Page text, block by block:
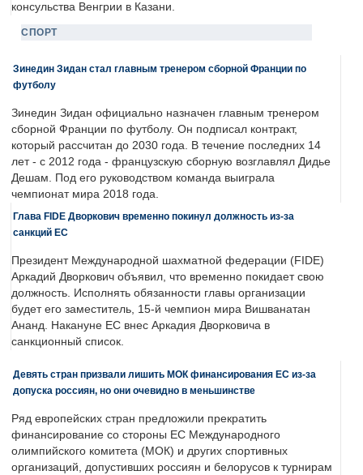
консульства Венгрии в Казани.
СПОРТ
Зинедин Зидан стал главным тренером сборной Франции по
футболу
Зинедин Зидан официально назначен главным тренером
сборной Франции по футболу. Он подписал контракт,
который рассчитан до 2030 года. В течение последних 14
лет - с 2012 года - французскую сборную возглавлял Дидье
Дешам. Под его руководством команда выиграла
чемпионат мира 2018 года.
Глава FIDE Дворкович временно покинул должность из-за
санкций ЕС
Президент Международной шахматной федерации (FIDE)
Аркадий Дворкович объявил, что временно покидает свою
должность. Исполнять обязанности главы организации
будет его заместитель, 15-й чемпион мира Вишванатан
Ананд. Накануне ЕС внес Аркадия Дворковича в
санкционный список.
Девять стран призвали лишить МОК финансирования ЕС из-за
допуска россиян, но они очевидно в меньшинстве
Ряд европейских стран предложили прекратить
финансирование со стороны ЕС Международного
олимпийского комитета (МОК) и других спортивных
организаций, допустивших россиян и белорусов к турнирам